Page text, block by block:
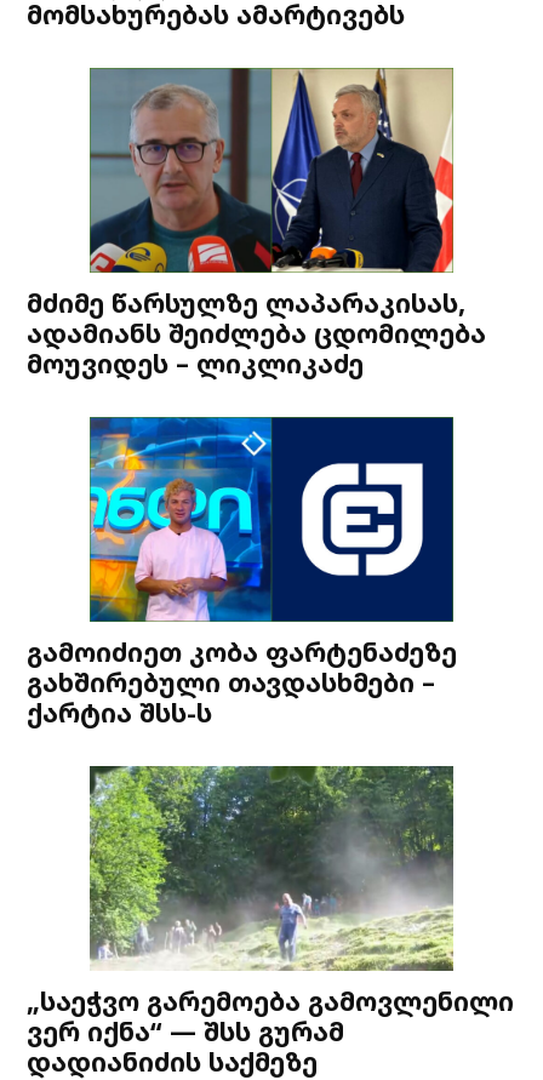
მომსახურებას ამარტივებს
მძიმე წარსულზე ლაპარაკისას,
ადამიანს შეიძლება ცდომილება
მოუვიდეს – ლიკლიკაძე
გამოიძიეთ კობა ფარტენაძეზე
გახშირებული თავდასხმები –
ქარტია შსს-ს
„საეჭვო გარემოება გამოვლენილი
ვერ იქნა“ — შსს გურამ
დადიანიძის საქმეზე